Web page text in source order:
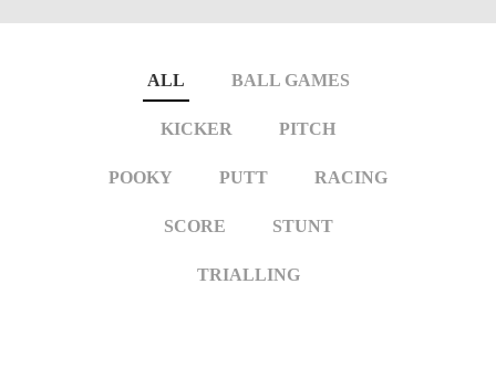
ALL BALL GAMES
KICKER PITCH
POOKY PUTT RACING
SCORE STUNT
TRIALLING